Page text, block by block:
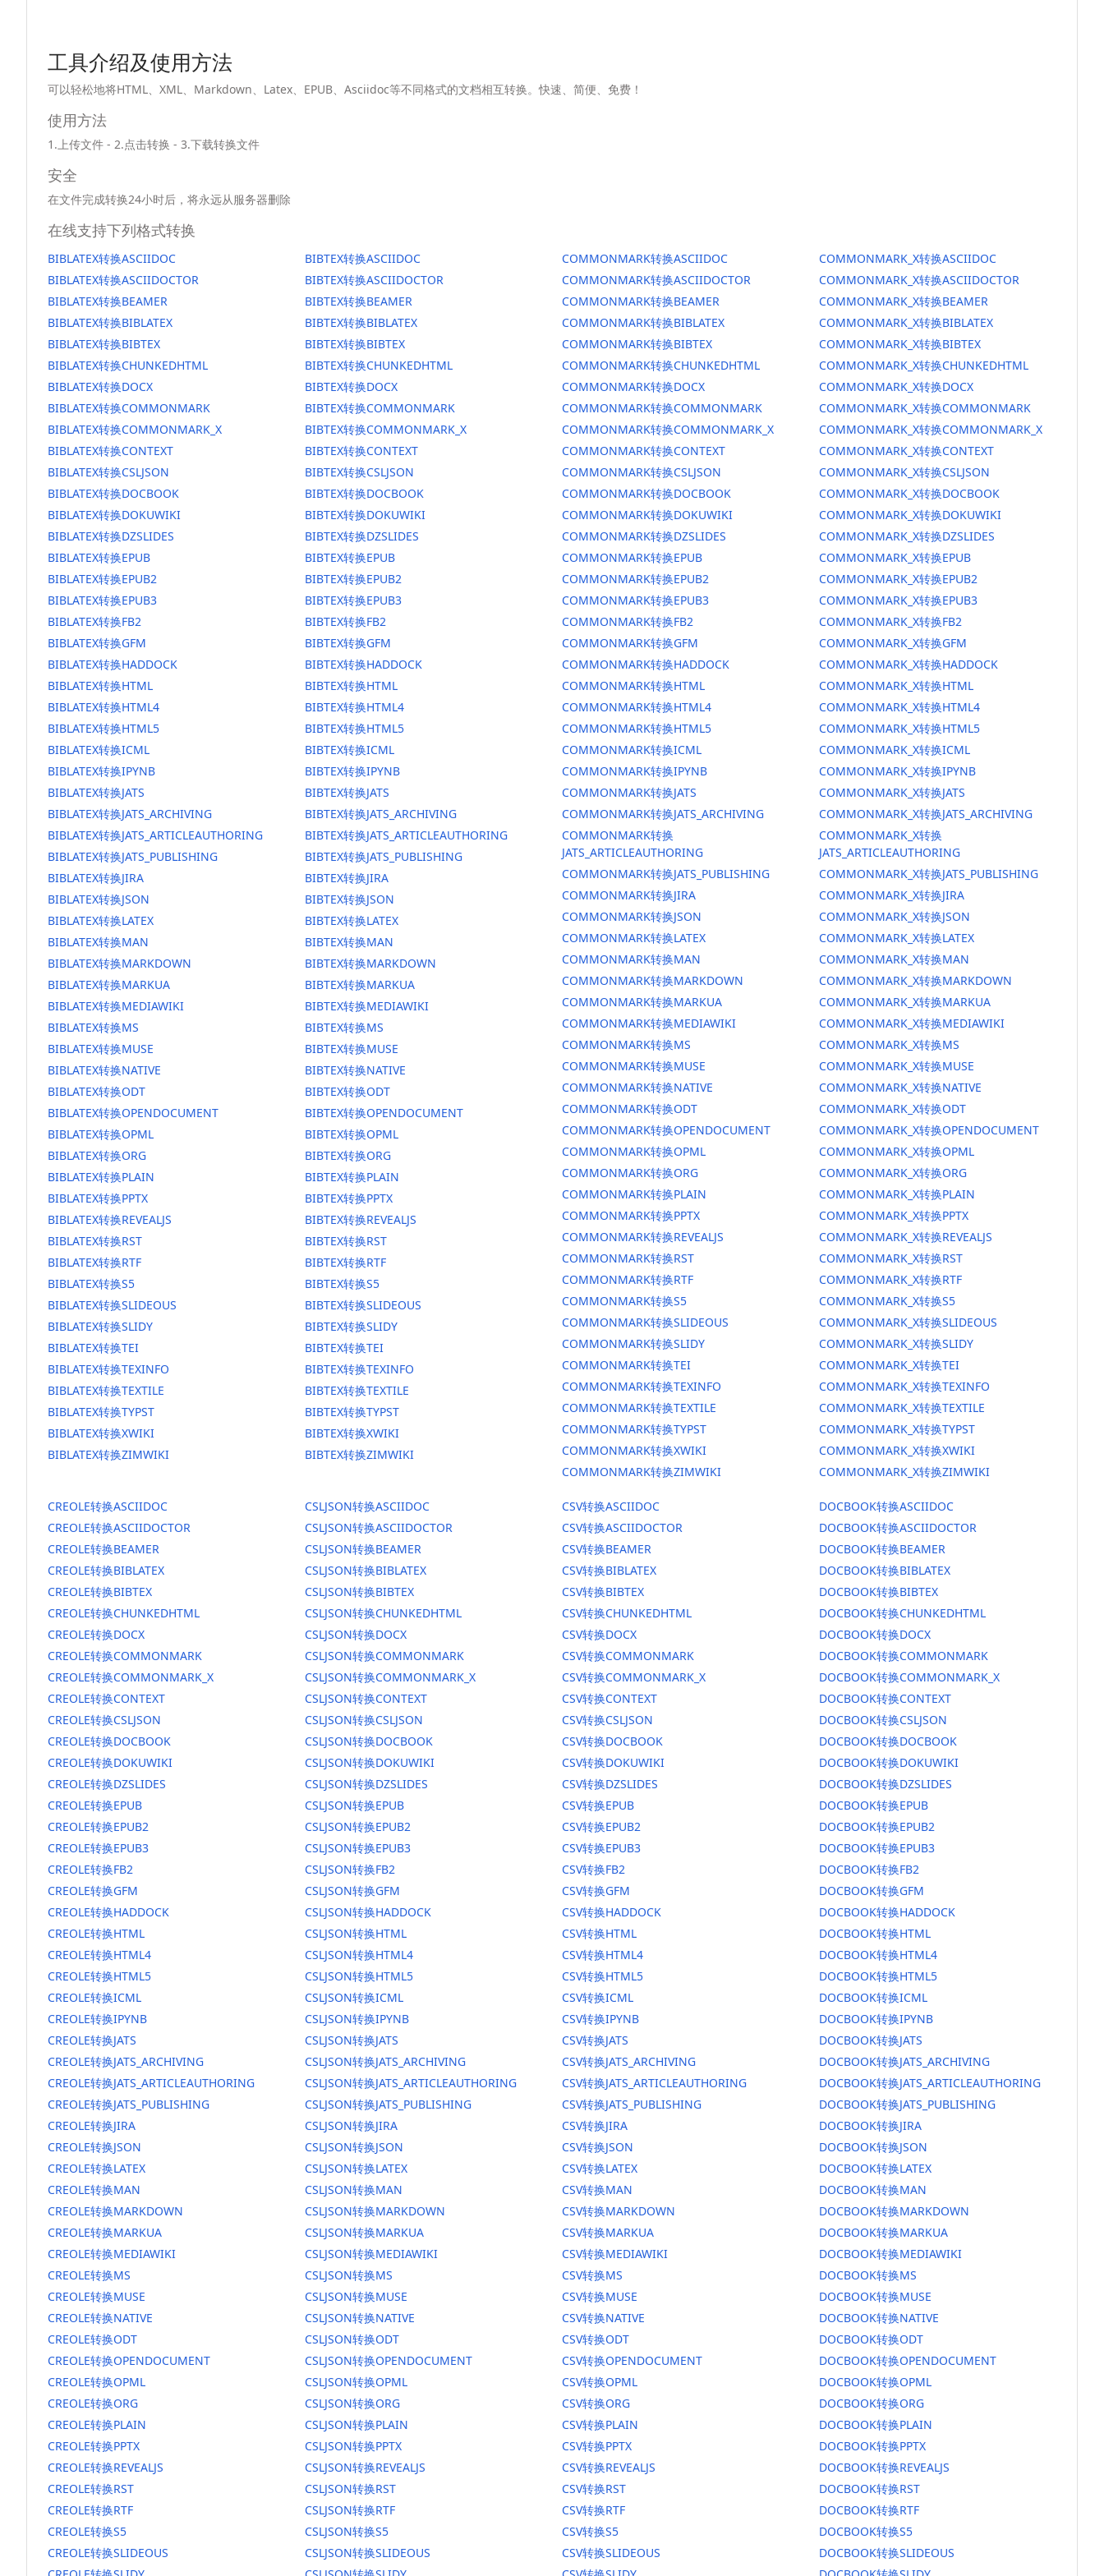
工具介绍及使用方法
可以轻松地将HTML、XML、Markdown、Latex、EPUB、Asciidoc等不同格式的文档相互转换。快速、简便、免费！
使用方法
1.上传文件 - 2.点击转换 - 3.下载转换文件
安全
在文件完成转换24小时后，将永远从服务器删除
在线支持下列格式转换
BIBLATEX转换ASCIIDOC
BIBLATEX转换ASCIIDOCTOR
BIBLATEX转换BEAMER
BIBLATEX转换BIBLATEX
BIBLATEX转换BIBTEX
BIBLATEX转换CHUNKEDHTML
BIBLATEX转换DOCX
BIBLATEX转换COMMONMARK
BIBLATEX转换COMMONMARK_X
BIBLATEX转换CONTEXT
BIBLATEX转换CSLJSON
BIBLATEX转换DOCBOOK
BIBLATEX转换DOKUWIKI
BIBLATEX转换DZSLIDES
BIBLATEX转换EPUB
BIBLATEX转换EPUB2
BIBLATEX转换EPUB3
BIBLATEX转换FB2
BIBLATEX转换GFM
BIBLATEX转换HADDOCK
BIBLATEX转换HTML
BIBLATEX转换HTML4
BIBLATEX转换HTML5
BIBLATEX转换ICML
BIBLATEX转换IPYNB
BIBLATEX转换JATS
BIBLATEX转换JATS_ARCHIVING
BIBLATEX转换JATS_ARTICLEAUTHORING
BIBLATEX转换JATS_PUBLISHING
BIBLATEX转换JIRA
BIBLATEX转换JSON
BIBLATEX转换LATEX
BIBLATEX转换MAN
BIBLATEX转换MARKDOWN
BIBLATEX转换MARKUA
BIBLATEX转换MEDIAWIKI
BIBLATEX转换MS
BIBLATEX转换MUSE
BIBLATEX转换NATIVE
BIBLATEX转换ODT
BIBLATEX转换OPENDOCUMENT
BIBLATEX转换OPML
BIBLATEX转换ORG
BIBLATEX转换PLAIN
BIBLATEX转换PPTX
BIBLATEX转换REVEALJS
BIBLATEX转换RST
BIBLATEX转换RTF
BIBLATEX转换S5
BIBLATEX转换SLIDEOUS
BIBLATEX转换SLIDY
BIBLATEX转换TEI
BIBLATEX转换TEXINFO
BIBLATEX转换TEXTILE
BIBLATEX转换TYPST
BIBLATEX转换XWIKI
BIBLATEX转换ZIMWIKI
BIBTEX转换ASCIIDOC
BIBTEX转换ASCIIDOCTOR
BIBTEX转换BEAMER
BIBTEX转换BIBLATEX
BIBTEX转换BIBTEX
BIBTEX转换CHUNKEDHTML
BIBTEX转换DOCX
BIBTEX转换COMMONMARK
BIBTEX转换COMMONMARK_X
BIBTEX转换CONTEXT
BIBTEX转换CSLJSON
BIBTEX转换DOCBOOK
BIBTEX转换DOKUWIKI
BIBTEX转换DZSLIDES
BIBTEX转换EPUB
BIBTEX转换EPUB2
BIBTEX转换EPUB3
BIBTEX转换FB2
BIBTEX转换GFM
BIBTEX转换HADDOCK
BIBTEX转换HTML
BIBTEX转换HTML4
BIBTEX转换HTML5
BIBTEX转换ICML
BIBTEX转换IPYNB
BIBTEX转换JATS
BIBTEX转换JATS_ARCHIVING
BIBTEX转换JATS_ARTICLEAUTHORING
BIBTEX转换JATS_PUBLISHING
BIBTEX转换JIRA
BIBTEX转换JSON
BIBTEX转换LATEX
BIBTEX转换MAN
BIBTEX转换MARKDOWN
BIBTEX转换MARKUA
BIBTEX转换MEDIAWIKI
BIBTEX转换MS
BIBTEX转换MUSE
BIBTEX转换NATIVE
BIBTEX转换ODT
BIBTEX转换OPENDOCUMENT
BIBTEX转换OPML
BIBTEX转换ORG
BIBTEX转换PLAIN
BIBTEX转换PPTX
BIBTEX转换REVEALJS
BIBTEX转换RST
BIBTEX转换RTF
BIBTEX转换S5
BIBTEX转换SLIDEOUS
BIBTEX转换SLIDY
BIBTEX转换TEI
BIBTEX转换TEXINFO
BIBTEX转换TEXTILE
BIBTEX转换TYPST
BIBTEX转换XWIKI
BIBTEX转换ZIMWIKI
COMMONMARK转换ASCIIDOC
COMMONMARK转换ASCIIDOCTOR
COMMONMARK转换BEAMER
COMMONMARK转换BIBLATEX
COMMONMARK转换BIBTEX
COMMONMARK转换CHUNKEDHTML
COMMONMARK转换DOCX
COMMONMARK转换COMMONMARK
COMMONMARK转换COMMONMARK_X
COMMONMARK转换CONTEXT
COMMONMARK转换CSLJSON
COMMONMARK转换DOCBOOK
COMMONMARK转换DOKUWIKI
COMMONMARK转换DZSLIDES
COMMONMARK转换EPUB
COMMONMARK转换EPUB2
COMMONMARK转换EPUB3
COMMONMARK转换FB2
COMMONMARK转换GFM
COMMONMARK转换HADDOCK
COMMONMARK转换HTML
COMMONMARK转换HTML4
COMMONMARK转换HTML5
COMMONMARK转换ICML
COMMONMARK转换IPYNB
COMMONMARK转换JATS
COMMONMARK转换JATS_ARCHIVING
COMMONMARK转换
JATS_ARTICLEAUTHORING
COMMONMARK转换JATS_PUBLISHING
COMMONMARK转换JIRA
COMMONMARK转换JSON
COMMONMARK转换LATEX
COMMONMARK转换MAN
COMMONMARK转换MARKDOWN
COMMONMARK转换MARKUA
COMMONMARK转换MEDIAWIKI
COMMONMARK转换MS
COMMONMARK转换MUSE
COMMONMARK转换NATIVE
COMMONMARK转换ODT
COMMONMARK转换OPENDOCUMENT
COMMONMARK转换OPML
COMMONMARK转换ORG
COMMONMARK转换PLAIN
COMMONMARK转换PPTX
COMMONMARK转换REVEALJS
COMMONMARK转换RST
COMMONMARK转换RTF
COMMONMARK转换S5
COMMONMARK转换SLIDEOUS
COMMONMARK转换SLIDY
COMMONMARK转换TEI
COMMONMARK转换TEXINFO
COMMONMARK转换TEXTILE
COMMONMARK转换TYPST
COMMONMARK转换XWIKI
COMMONMARK转换ZIMWIKI
COMMONMARK_X转换ASCIIDOC
COMMONMARK_X转换ASCIIDOCTOR
COMMONMARK_X转换BEAMER
COMMONMARK_X转换BIBLATEX
COMMONMARK_X转换BIBTEX
COMMONMARK_X转换CHUNKEDHTML
COMMONMARK_X转换DOCX
COMMONMARK_X转换COMMONMARK
COMMONMARK_X转换COMMONMARK_X
COMMONMARK_X转换CONTEXT
COMMONMARK_X转换CSLJSON
COMMONMARK_X转换DOCBOOK
COMMONMARK_X转换DOKUWIKI
COMMONMARK_X转换DZSLIDES
COMMONMARK_X转换EPUB
COMMONMARK_X转换EPUB2
COMMONMARK_X转换EPUB3
COMMONMARK_X转换FB2
COMMONMARK_X转换GFM
COMMONMARK_X转换HADDOCK
COMMONMARK_X转换HTML
COMMONMARK_X转换HTML4
COMMONMARK_X转换HTML5
COMMONMARK_X转换ICML
COMMONMARK_X转换IPYNB
COMMONMARK_X转换JATS
COMMONMARK_X转换JATS_ARCHIVING
COMMONMARK_X转换
JATS_ARTICLEAUTHORING
COMMONMARK_X转换JATS_PUBLISHING
COMMONMARK_X转换JIRA
COMMONMARK_X转换JSON
COMMONMARK_X转换LATEX
COMMONMARK_X转换MAN
COMMONMARK_X转换MARKDOWN
COMMONMARK_X转换MARKUA
COMMONMARK_X转换MEDIAWIKI
COMMONMARK_X转换MS
COMMONMARK_X转换MUSE
COMMONMARK_X转换NATIVE
COMMONMARK_X转换ODT
COMMONMARK_X转换OPENDOCUMENT
COMMONMARK_X转换OPML
COMMONMARK_X转换ORG
COMMONMARK_X转换PLAIN
COMMONMARK_X转换PPTX
COMMONMARK_X转换REVEALJS
COMMONMARK_X转换RST
COMMONMARK_X转换RTF
COMMONMARK_X转换S5
COMMONMARK_X转换SLIDEOUS
COMMONMARK_X转换SLIDY
COMMONMARK_X转换TEI
COMMONMARK_X转换TEXINFO
COMMONMARK_X转换TEXTILE
COMMONMARK_X转换TYPST
COMMONMARK_X转换XWIKI
COMMONMARK_X转换ZIMWIKI
CREOLE转换ASCIIDOC
CREOLE转换ASCIIDOCTOR
CREOLE转换BEAMER
CREOLE转换BIBLATEX
CREOLE转换BIBTEX
CREOLE转换CHUNKEDHTML
CREOLE转换DOCX
CREOLE转换COMMONMARK
CREOLE转换COMMONMARK_X
CREOLE转换CONTEXT
CREOLE转换CSLJSON
CREOLE转换DOCBOOK
CREOLE转换DOKUWIKI
CREOLE转换DZSLIDES
CREOLE转换EPUB
CREOLE转换EPUB2
CREOLE转换EPUB3
CREOLE转换FB2
CREOLE转换GFM
CREOLE转换HADDOCK
CREOLE转换HTML
CREOLE转换HTML4
CREOLE转换HTML5
CREOLE转换ICML
CREOLE转换IPYNB
CREOLE转换JATS
CREOLE转换JATS_ARCHIVING
CREOLE转换JATS_ARTICLEAUTHORING
CREOLE转换JATS_PUBLISHING
CREOLE转换JIRA
CREOLE转换JSON
CREOLE转换LATEX
CREOLE转换MAN
CREOLE转换MARKDOWN
CREOLE转换MARKUA
CREOLE转换MEDIAWIKI
CREOLE转换MS
CREOLE转换MUSE
CREOLE转换NATIVE
CREOLE转换ODT
CREOLE转换OPENDOCUMENT
CREOLE转换OPML
CREOLE转换ORG
CREOLE转换PLAIN
CREOLE转换PPTX
CREOLE转换REVEALJS
CREOLE转换RST
CREOLE转换RTF
CREOLE转换S5
CREOLE转换SLIDEOUS
CSLJSON转换ASCIIDOC
CSLJSON转换ASCIIDOCTOR
CSLJSON转换BEAMER
CSLJSON转换BIBLATEX
CSLJSON转换BIBTEX
CSLJSON转换CHUNKEDHTML
CSLJSON转换DOCX
CSLJSON转换COMMONMARK
CSLJSON转换COMMONMARK_X
CSLJSON转换CONTEXT
CSLJSON转换CSLJSON
CSLJSON转换DOCBOOK
CSLJSON转换DOKUWIKI
CSLJSON转换DZSLIDES
CSLJSON转换EPUB
CSLJSON转换EPUB2
CSLJSON转换EPUB3
CSLJSON转换FB2
CSLJSON转换GFM
CSLJSON转换HADDOCK
CSLJSON转换HTML
CSLJSON转换HTML4
CSLJSON转换HTML5
CSLJSON转换ICML
CSLJSON转换IPYNB
CSLJSON转换JATS
CSLJSON转换JATS_ARCHIVING
CSLJSON转换JATS_ARTICLEAUTHORING
CSLJSON转换JATS_PUBLISHING
CSLJSON转换JIRA
CSLJSON转换JSON
CSLJSON转换LATEX
CSLJSON转换MAN
CSLJSON转换MARKDOWN
CSLJSON转换MARKUA
CSLJSON转换MEDIAWIKI
CSLJSON转换MS
CSLJSON转换MUSE
CSLJSON转换NATIVE
CSLJSON转换ODT
CSLJSON转换OPENDOCUMENT
CSLJSON转换OPML
CSLJSON转换ORG
CSLJSON转换PLAIN
CSLJSON转换PPTX
CSLJSON转换REVEALJS
CSLJSON转换RST
CSLJSON转换RTF
CSLJSON转换S5
CSLJSON转换SLIDEOUS
CSV转换ASCIIDOC
CSV转换ASCIIDOCTOR
CSV转换BEAMER
CSV转换BIBLATEX
CSV转换BIBTEX
CSV转换CHUNKEDHTML
CSV转换DOCX
CSV转换COMMONMARK
CSV转换COMMONMARK_X
CSV转换CONTEXT
CSV转换CSLJSON
CSV转换DOCBOOK
CSV转换DOKUWIKI
CSV转换DZSLIDES
CSV转换EPUB
CSV转换EPUB2
CSV转换EPUB3
CSV转换FB2
CSV转换GFM
CSV转换HADDOCK
CSV转换HTML
CSV转换HTML4
CSV转换HTML5
CSV转换ICML
CSV转换IPYNB
CSV转换JATS
CSV转换JATS_ARCHIVING
CSV转换JATS_ARTICLEAUTHORING
CSV转换JATS_PUBLISHING
CSV转换JIRA
CSV转换JSON
CSV转换LATEX
CSV转换MAN
CSV转换MARKDOWN
CSV转换MARKUA
CSV转换MEDIAWIKI
CSV转换MS
CSV转换MUSE
CSV转换NATIVE
CSV转换ODT
CSV转换OPENDOCUMENT
CSV转换OPML
CSV转换ORG
CSV转换PLAIN
CSV转换PPTX
CSV转换REVEALJS
CSV转换RST
CSV转换RTF
CSV转换S5
CSV转换SLIDEOUS
DOCBOOK转换ASCIIDOC
DOCBOOK转换ASCIIDOCTOR
DOCBOOK转换BEAMER
DOCBOOK转换BIBLATEX
DOCBOOK转换BIBTEX
DOCBOOK转换CHUNKEDHTML
DOCBOOK转换DOCX
DOCBOOK转换COMMONMARK
DOCBOOK转换COMMONMARK_X
DOCBOOK转换CONTEXT
DOCBOOK转换CSLJSON
DOCBOOK转换DOCBOOK
DOCBOOK转换DOKUWIKI
DOCBOOK转换DZSLIDES
DOCBOOK转换EPUB
DOCBOOK转换EPUB2
DOCBOOK转换EPUB3
DOCBOOK转换FB2
DOCBOOK转换GFM
DOCBOOK转换HADDOCK
DOCBOOK转换HTML
DOCBOOK转换HTML4
DOCBOOK转换HTML5
DOCBOOK转换ICML
DOCBOOK转换IPYNB
DOCBOOK转换JATS
DOCBOOK转换JATS_ARCHIVING
DOCBOOK转换JATS_ARTICLEAUTHORING
DOCBOOK转换JATS_PUBLISHING
DOCBOOK转换JIRA
DOCBOOK转换JSON
DOCBOOK转换LATEX
DOCBOOK转换MAN
DOCBOOK转换MARKDOWN
DOCBOOK转换MARKUA
DOCBOOK转换MEDIAWIKI
DOCBOOK转换MS
DOCBOOK转换MUSE
DOCBOOK转换NATIVE
DOCBOOK转换ODT
DOCBOOK转换OPENDOCUMENT
DOCBOOK转换OPML
DOCBOOK转换ORG
DOCBOOK转换PLAIN
DOCBOOK转换PPTX
DOCBOOK转换REVEALJS
DOCBOOK转换RST
DOCBOOK转换RTF
DOCBOOK转换S5
DOCBOOK转换SLIDEOUS